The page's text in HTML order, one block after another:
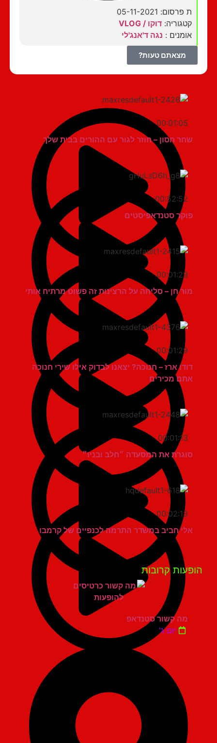
ת פרסום: 05-11-2021
קטגוריה:דוקו / VLOG
אומנים :נגה ד'אנג'לי
מצאתם טעות?
00:01:05
שחר חסון – חוזר לגור עם ההורים בבית שלך
00:52:52
פוקר סטנדאפיסטים
00:01:29
מור חן – סליחה על הרצינות זה פשוט מרתיח אותי
00:01:29
דודו ארז – חנוכה? יצאנו לבדוק אילו שירי חנוכה
אתם מכירים
00:01:13
סוגרת את המסעדה ״חלב ובניו״
00:02:13
אלי חביב במשדר התרמה לכנפיים של קרמבו
קרובות
מה קשור סטנדאפ
יום ג'